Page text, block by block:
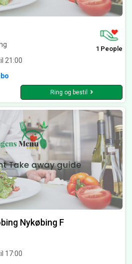
21:00
1 People
Ring og bestil
Nykøbing F
17:00